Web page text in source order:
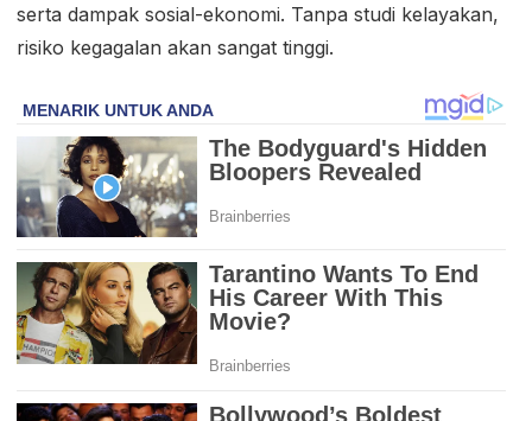
serta dampak sosial-ekonomi. Tanpa studi kelayakan,
risiko kegagalan akan sangat tinggi.